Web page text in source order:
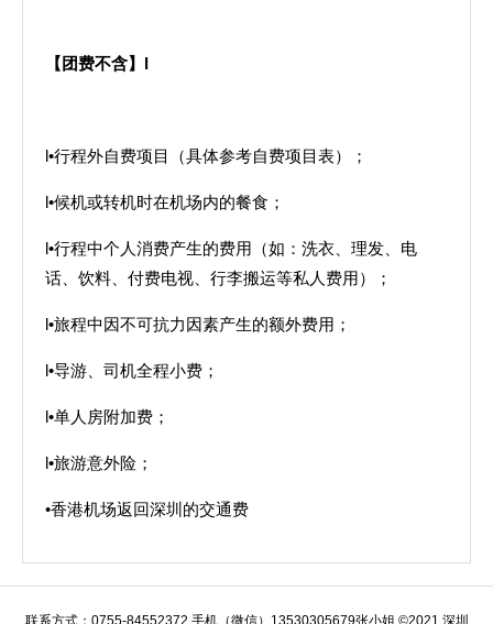
【团费不含】 l
l•行程外自费项目（具体参考自费项目表）；
l•候机或转机时在机场内的餐食；
l•行程中个人消费产生的费用（如：洗衣、理发、电
话、饮料、付费电视、行李搬运等私人费用）；
l•旅程中因不可抗力因素产生的额外费用；
l•导游、司机全程小费；
l•单人房附加费；
l•旅游意外险；
•香港机场返回深圳的交通费
联系方式：0755-84552372 手机（微信）13530305679张小姐 ©2021 深圳